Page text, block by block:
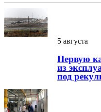
5 августа
Первую
из
под